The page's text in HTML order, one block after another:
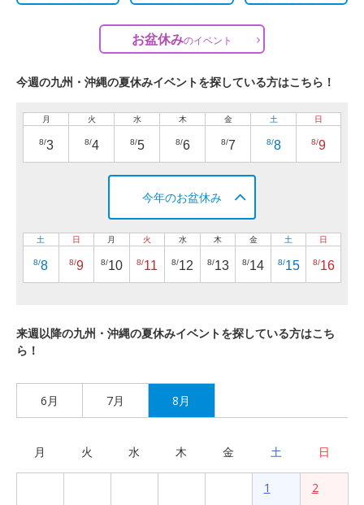
お盆休みのイベント
今週の九州・沖縄の夏休みイベントを探している方はこちら！
月
8/3
火
8/4
水
8/5
木
8/6
金
8/7
土
8/8
日
8/9
今年のお盆休み
土
8/8
日
8/9
月
8/10
火
8/11
水
8/12
木
8/13
金
8/14
土
8/15
日
8/16
来週以降の九州・沖縄の夏休みイベントを探している方はこち
ら！
6月 7月 8月
月 火 水 木 金 土 日
1 2